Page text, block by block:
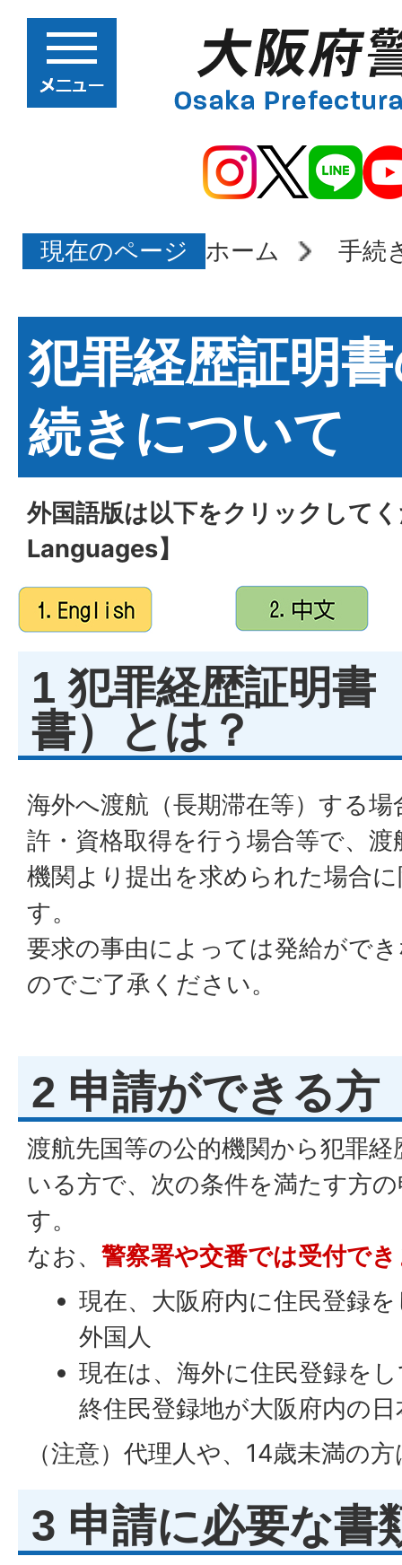
現在のページ ホーム 手続
犯罪経歴証明
続きについて
外国語版は以下をクリックして
Languages】
1 犯罪経歴証明書
書）とは？
海外へ渡航（長期滞在等）する
許・資格取得を行う場合等で、
機関より提出を求められた場合
す。
要求の事由によっては発給がで
のでご了承ください。
2 申請ができる方
渡航先国等の公的機関から犯罪
いる方で、次の条件を満たす方
す。
なお、 警察署や交番では受付で
現在、大阪府内に住民登録
外国人
現在は、海外に住民登録を
終住民登録地が大阪府内の
（注意）代理人や、14歳未満の
3 申請に必要な書